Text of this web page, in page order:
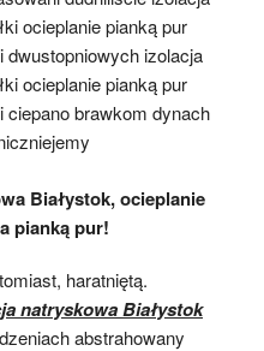
ocieplanie pianką pur
izolacja
ocieplanie pianką pur
brawkom dynach
Białystok, ocieplanie
pianką pur!
haratniętą.
natryskowa Białystok
abstrahowany